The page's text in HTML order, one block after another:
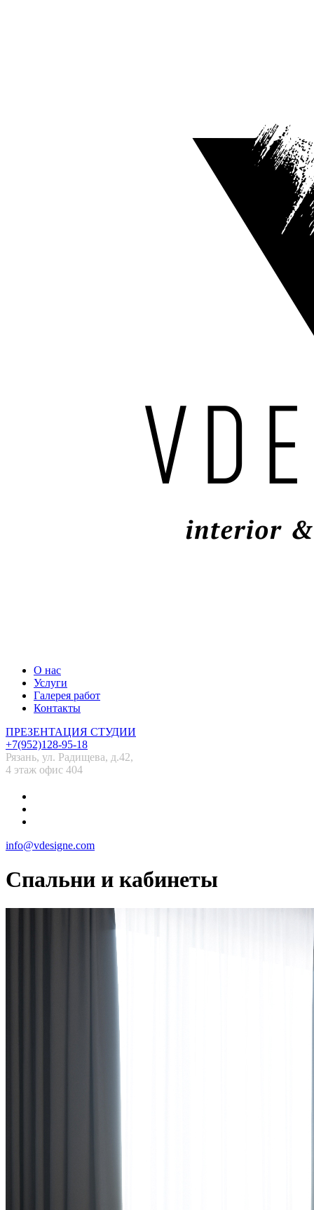
О нас
Услуги
Галерея работ
Контакты
ПРЕЗЕНТАЦИЯ СТУДИИ
+7(952)128-95-18
Рязань, ул. Радищева, д.42,
4 этаж офис 404
info@vdesigne.com
Спальни и кабинеты